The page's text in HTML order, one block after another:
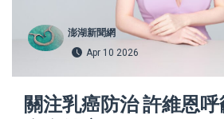
澎湖新聞網
Apr 10 2026
關注乳癌防治 許維恩